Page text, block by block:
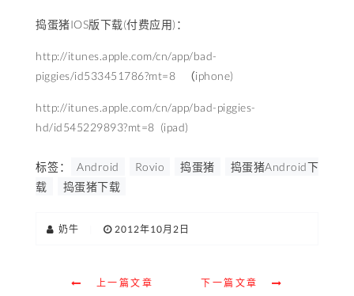
捣蛋猪IOS版下载(付费应用)：
http://itunes.apple.com/cn/app/bad-
piggies/id533451786?mt=8 （iphone)
http://itunes.apple.com/cn/app/bad-piggies-
hd/id545229893?mt=8 (ipad)
标签： Android Rovio 捣蛋猪
捣蛋猪Android下
载
捣蛋猪下载
奶牛 2012年10月2日
上一篇文章 下一篇文章